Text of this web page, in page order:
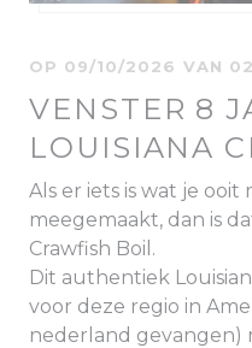
OP 09/10/2026 VAN
VENSTER 8
LOUISIANA
Als er iets is wat je
meegemaakt, dan is
Crawfish Boil.
Dit authentiek
voor deze regio in
nederland gevangen)